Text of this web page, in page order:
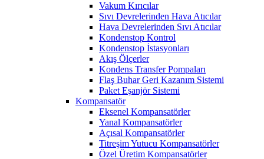
Vakum Kırıcılar
Sıvı Devrelerinden Hava Atıcılar
Hava Devrelerinden Sıvı Atıcılar
Kondenstop Kontrol
Kondenstop İstasyonları
Akış Ölçerler
Kondens Transfer Pompaları
Flaş Buhar Geri Kazanım Sistemi
Paket Eşanjör Sistemi
Kompansatör
Eksenel Kompansatörler
Yanal Kompansatörler
Açısal Kompansatörler
Titreşim Yutucu Kompansatörler
Özel Üretim Kompansatörler